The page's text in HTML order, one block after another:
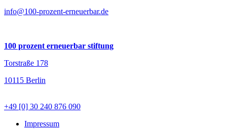
info@100-prozent-erneuerbar.de
100 prozent erneuerbar stiftung
Torstraße 178
10115 Berlin
+49 [0] 30 240 876 090
Impressum